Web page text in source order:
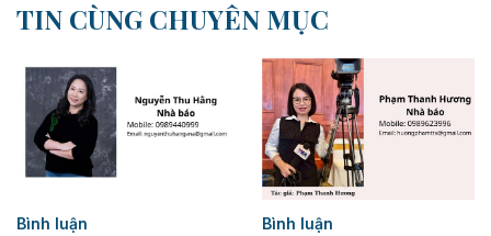
TIN CÙNG CHUYÊN MỤC
Bình luận Bình luận